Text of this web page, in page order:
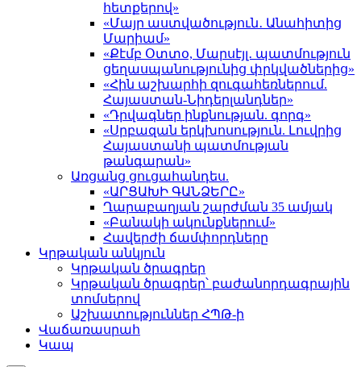
հետքերով»
«Մայր աստվածություն․ Անահիտից
Մարիամ»
«Քէմբ Օտտօ, Մարսէյլ․ պատմություն
ցեղասպանությունից փրկվածներից»
«Հին աշխարհի զուգահեռներում.
Հայաստան-Նիդերլանդներ»
«Դրվագներ ինքնության. գորգ»
«Սրբազան երկխոսություն. Լուվրից
Հայաստանի պատմության
թանգարան»
Առցանց ցուցահանդես.
«ԱՐՑԱԽԻ ԳԱՆՁԵՐԸ»
Ղարաբաղյան շարժման 35 ամյակ
«Բանակի ակունքներում»
Հավերժի ճամփորդները
Կրթական անկյուն
Կրթական ծրագրեր
Կրթական ծրագրեր՝ բաժանորդագրային
տոմսերով
Աշխատություններ ՀՊԹ-ի
Վաճառասրահ
Կապ